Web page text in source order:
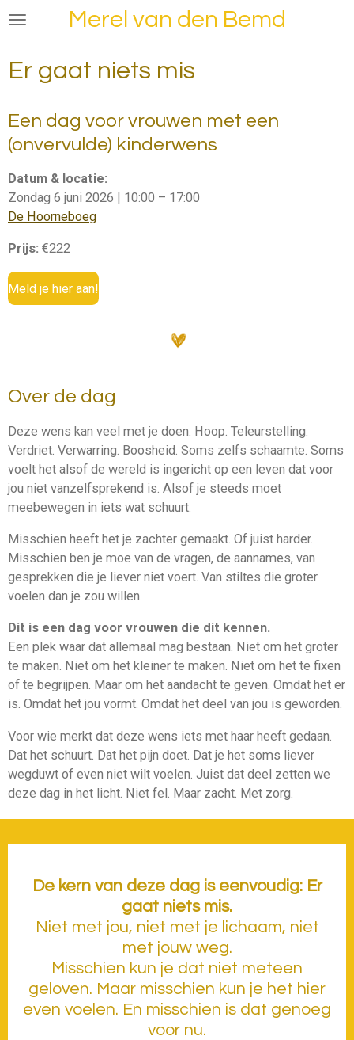
Ga
de
Merel van den Bemd
Er gaat niets mis
Een dag voor vrouwen met een
(onvervulde) kinderwens
Datum & locatie:
Zondag 6 juni 2026 | 10:00 – 17:00
De Hoorneboeg
Prijs: €222
Meld je hier aan!
Over de dag
Deze wens kan veel met je doen. Hoop. Teleurstelling.
Verdriet. Verwarring. Boosheid. Soms zelfs schaamte. Soms
voelt het alsof de wereld is ingericht op een leven dat voor
jou niet vanzelfsprekend is. Alsof je steeds moet
meebewegen in iets wat schuurt.
Misschien heeft het je zachter gemaakt. Of juist harder.
Misschien ben je moe van de vragen, de aannames, van
gesprekken die je liever niet voert. Van stiltes die groter
voelen dan je zou willen.
Dit is een dag voor vrouwen die dit kennen.
Een plek waar dat allemaal mag bestaan. Niet om het groter
te maken. Niet om het kleiner te maken. Niet om het te fixen
of te begrijpen. Maar om het aandacht te geven. Omdat het er
is. Omdat het jou vormt. Omdat het deel van jou is geworden.
Voor wie merkt dat deze wens iets met haar heeft gedaan.
Dat het schuurt. Dat het pijn doet. Dat je het soms liever
wegduwt of even niet wilt voelen. Juist dat deel zetten we
deze dag in het licht. Niet fel. Maar zacht. Met zorg.
De kern van deze dag is eenvoudig: Er
gaat niets mis.
Niet met jou, niet met je lichaam, niet
met jouw weg.
Misschien kun je dat niet meteen
geloven. Maar misschien kun je het hier
even voelen. En misschien is dat genoeg
voor nu.